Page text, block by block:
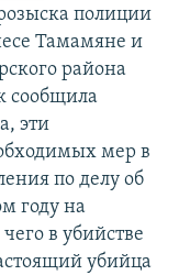
полиции
Тамамяне и
района
сообщила
эти
мер в
по делу об
году на
в убийстве
убийца